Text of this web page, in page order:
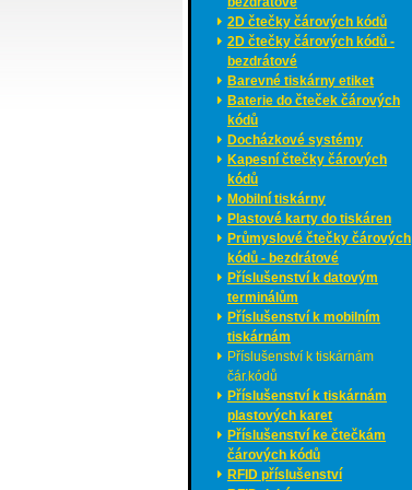
2D čtečky čárových kódů
2D čtečky čárových kódů -
bezdrátové
Barevné tiskárny etiket
Baterie do čteček čárových
kódů
Docházkové systémy
Kapesní čtečky čárových
kódů
Mobilní tiskárny
Plastové karty do tiskáren
Průmyslové čtečky čárových
kódů - bezdrátové
Příslušenství k datovým
terminálům
Příslušenství k mobilním
tiskárnám
Příslušenství k tiskárnám
čár.kódů
Příslušenství k tiskárnám
plastových karet
Příslušenství ke čtečkám
čárových kódů
RFID příslušenství